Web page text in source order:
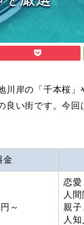
岸の「千本桜」
良い街です。今回
金
～
恋愛
人
親
人